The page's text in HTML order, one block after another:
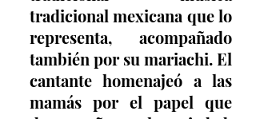
tradicional mexicana que lo
representa, acompañado
también por su mariachi. El
cantante homenajeó a las
mamás por el papel que